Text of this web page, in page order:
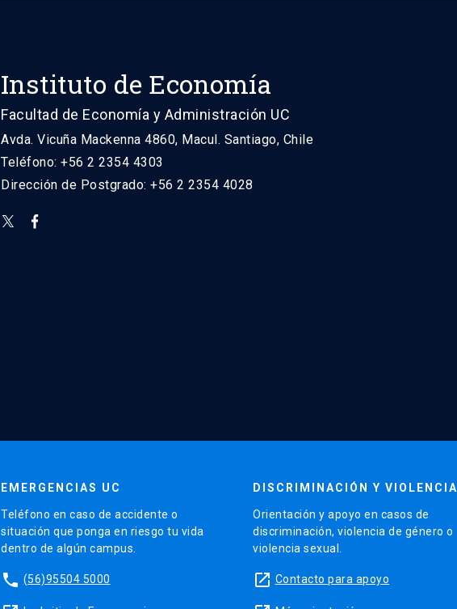
Instituto de Economía
Facultad de Economía y Administración UC
Avda. Vicuña Mackenna 4860, Macul. Santiago, Chile
Teléfono: +56 2 2354 4303
Dirección de Postgrado: +56 2 2354 4028
EMERGENCIAS UC
Teléfono en caso de accidente o
situación que ponga en riesgo tu vida
dentro de algún campus.
phone (56)95504 5000
DISCRIMINACIÓN Y VIOLENCIA
Orientación y apoyo en casos de
discriminación, violencia de género o
violencia sexual.
launch Contacto para apoyo